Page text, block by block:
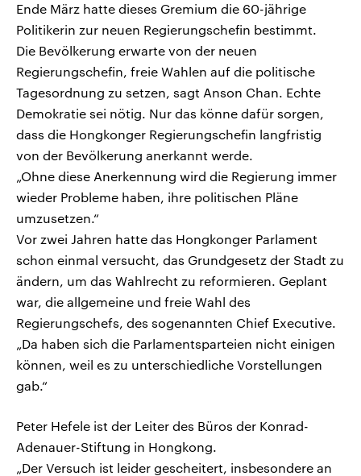
Ende März hatte dieses Gremium die 60-jährige
Politikerin zur neuen Regierungschefin bestimmt.
Die Bevölkerung erwarte von der neuen
Regierungschefin, freie Wahlen auf die politische
Tagesordnung zu setzen, sagt Anson Chan. Echte
Demokratie sei nötig. Nur das könne dafür sorgen,
dass die Hongkonger Regierungschefin langfristig
von der Bevölkerung anerkannt werde.
„Ohne diese Anerkennung wird die Regierung immer
wieder Probleme haben, ihre politischen Pläne
umzusetzen.“
Vor zwei Jahren hatte das Hongkonger Parlament
schon einmal versucht, das Grundgesetz der Stadt zu
ändern, um das Wahlrecht zu reformieren. Geplant
war, die allgemeine und freie Wahl des
Regierungschefs, des sogenannten Chief Executive.
„Da haben sich die Parlamentsparteien nicht einigen
können, weil es zu unterschiedliche Vorstellungen
gab.“
Peter Hefele ist der Leiter des Büros der Konrad-
Adenauer-Stiftung in Hongkong.
„Der Versuch ist leider gescheitert, insbesondere an